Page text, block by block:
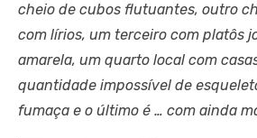
cheio de cubos flutuantes, outro
com lírios, um terceiro com platôs
amarela, um quarto local com
quantidade impossível de
fumaça e o último é … com ainda